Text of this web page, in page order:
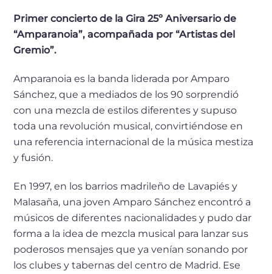
Primer concierto de la Gira 25º Aniversario de
“Amparanoia”, acompañada por “Artistas del
Gremio”.
Amparanoia es la banda liderada por Amparo
Sánchez, que a mediados de los 90 sorprendió
con una mezcla de estilos diferentes y supuso
toda una revolución musical, convirtiéndose en
una referencia internacional de la música mestiza
y fusión.
En 1997, en los barrios madrileño de Lavapiés y
Malasaña, una joven Amparo Sánchez encontró a
músicos de diferentes nacionalidades y pudo dar
forma a la idea de mezcla musical para lanzar sus
poderosos mensajes que ya venían sonando por
los clubes y tabernas del centro de Madrid. Ese